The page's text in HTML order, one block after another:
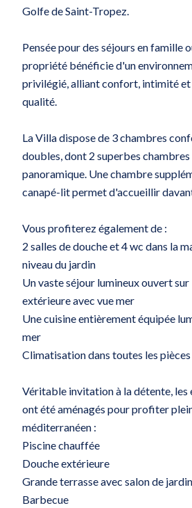
Golfe de Saint-Tropez.
Pensée pour des séjours en famille
propriété bénéficie d'un
privilégié, alliant confort, intimité
qualité.
La Villa dispose de 3 chambres
doubles, dont 2 superbes
panoramique. Une chambre
canapé-lit permet d'accueillir
Vous profiterez également de :
2 salles de douche et 4 wc dans la
niveau du jardin
Un vaste séjour lumineux ouvert
extérieure avec vue mer
Une cuisine entièrement équipée
mer
Climatisation dans toutes les pièces
Véritable invitation à la détente, les
ont été aménagés pour profiter
méditerranéen :
Piscine chauffée
Douche extérieure
Grande terrasse avec salon de jardin
Barbecue